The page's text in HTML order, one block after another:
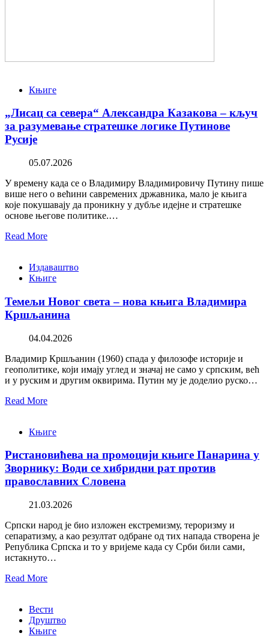
Књиге
„Лисац са севера“ Александра Казакова – кључ
за разумевање стратешке логике Путинове
Русије
05.07.2026
У времену када се о Владимиру Владимировичу Путину пише
више него о већини савремених државника, мало је књига
које покушавају да проникну у дубље идејне и стратешке
основе његове политике.…
Read More
Издаваштво
Књиге
Темељи Новог света – нова књига Владимира
Кршљанина
04.04.2026
Владимир Кршљанин (1960) спада у филозофе историје и
геополитике, који имају углед и значај не само у српским, већ
и у руским и другим оквирима. Путин му је доделио руско…
Read More
Књиге
Ристановићева на промоцији књиге Панарина у
Зворнику: Води се хибридни рат против
православних Словена
21.03.2026
Српски народ је био изложен екстремизму, тероризму и
сепаратизму, а као резултат одбране од тих напада створена је
Република Српска и то у вријеме када су Срби били сами,
истакнуто…
Read More
Вести
Друштво
Књиге